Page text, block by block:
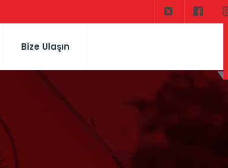
EĞITIM PARKI’NI YERINDE INCELEDI
Bize Ulaşın